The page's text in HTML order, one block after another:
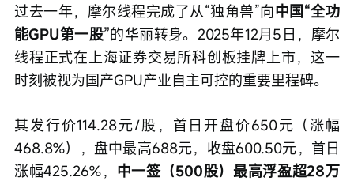
过去一年，摩尔线程完成了从“独角兽”向中国“全功
能GPU第一股”的华丽转身。2025年12月5日，摩尔
线程正式在上海证券交易所科创板挂牌上市，这一
时刻被视为国产GPU产业自主可控的重要里程碑。
其发行价114.28元/股，首日开盘价650元（涨幅
468.8%），盘中最高688元，收盘600.50元，首日
涨幅425.26%， 中一签（500股）最高浮盈超28万